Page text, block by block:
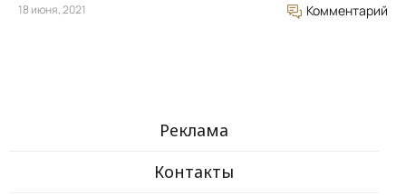
18 июня, 2021 Комментарий
Реклама
Контакты